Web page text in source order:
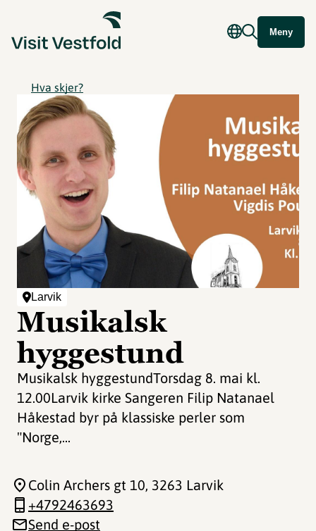
Meny
Hva skjer?
Larvik
Musikalsk
hyggestund
Musikalsk hyggestundTorsdag 8. mai kl.
12.00Larvik kirke Sangeren Filip Natanael
Håkestad byr på klassiske perler som
"Norge,...
Colin Archers gt 10, 3263 Larvik
+4792463693
Send e-post